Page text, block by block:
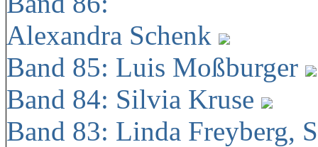
Alexandra Schenk
Band 85: Luis Moßburger
Band 84: Silvia Kruse
Band 83: Linda Freyberg,